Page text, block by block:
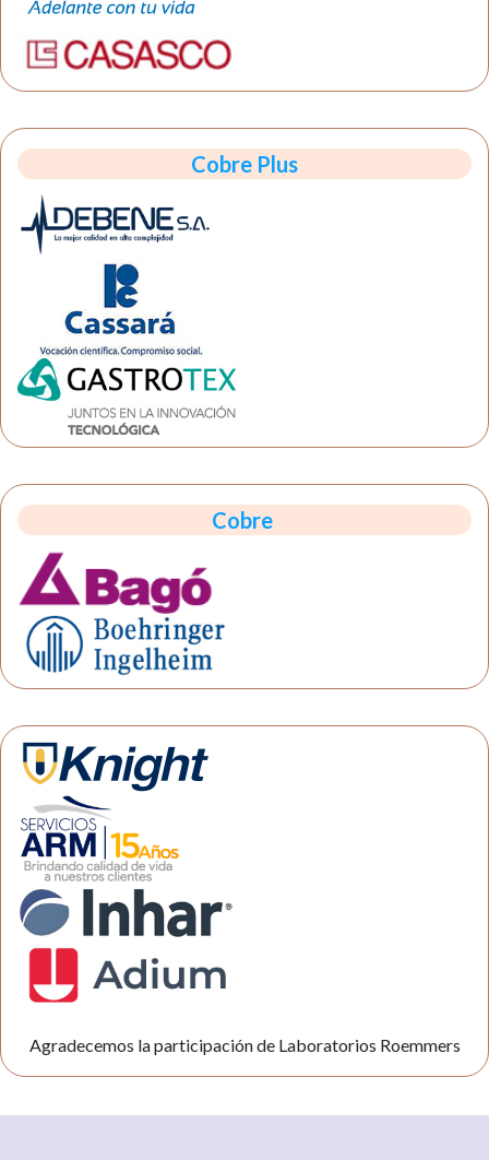
Cobre Plus
Cobre
Agradecemos la participación de Laboratorios Roemmers